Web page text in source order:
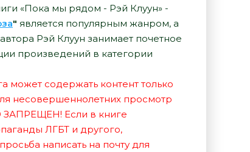
«Пока мы рядом - Рэй Клуун» -
" является популярным жанром, а
Рэй Клуун занимает почетное
произведений в категории
может содержать контент только
несовершеннолетних просмотр
ЗАПРЕЩЕН! Если в книге
ЛГБТ и другого,
написать на почту для